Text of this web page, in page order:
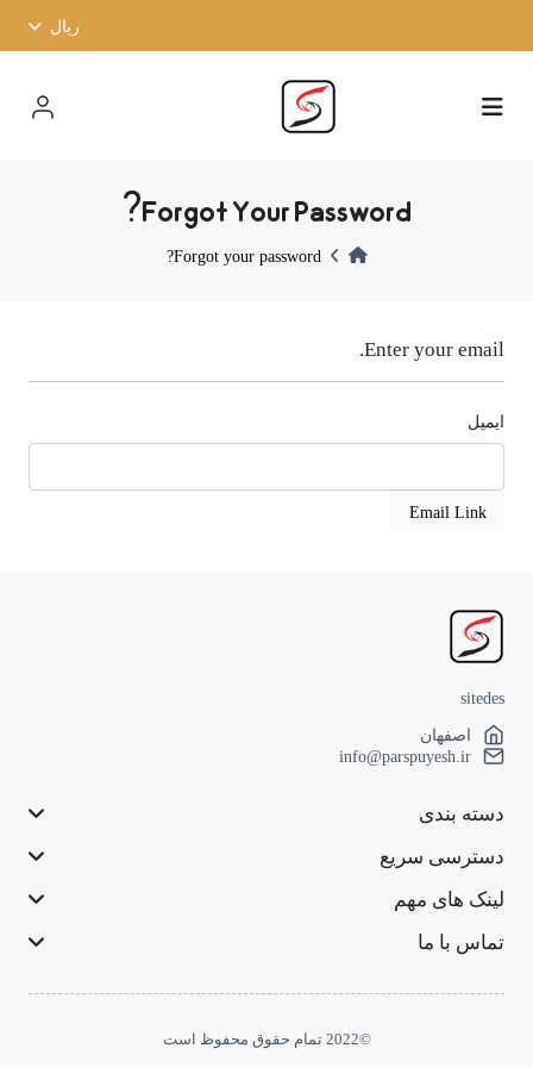
ریال
Forgot Your Password?
Forgot your password?
Enter your email.
ایمیل
sitedes
اصفهان
info@parspuyesh.ir
دسته بندی
دسترسی سریع
لینک های مهم
تماس با ما
©2022 تمام حقوق محفوظ است